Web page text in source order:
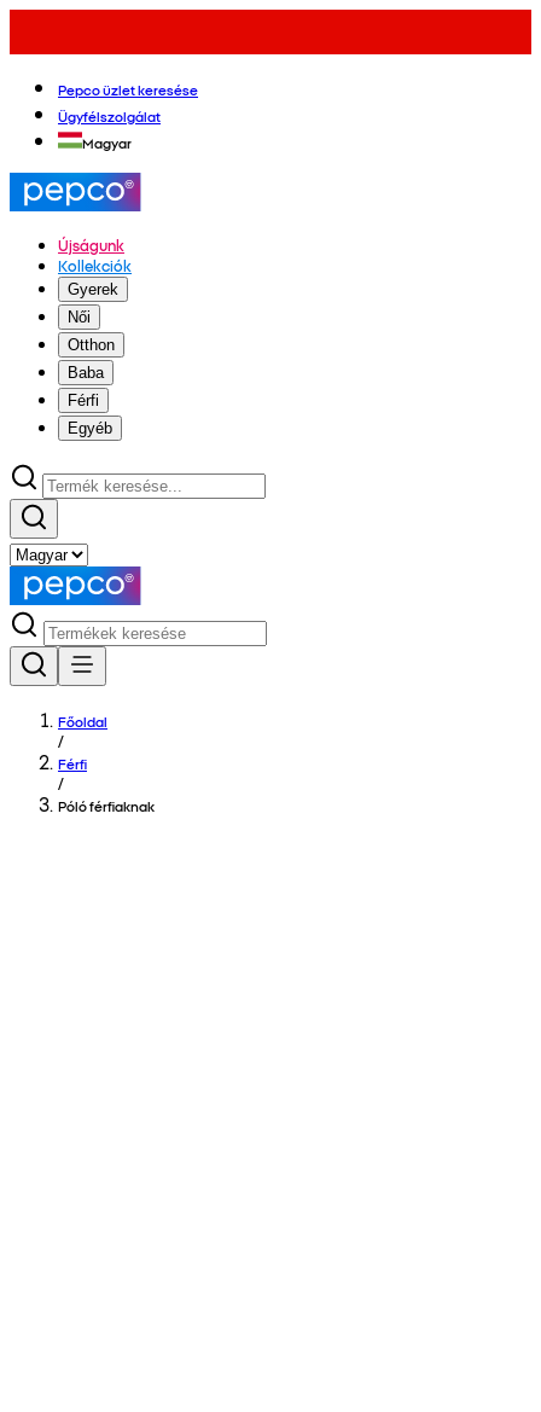
Pepco üzlet keresése
Ügyfélszolgálat
Magyar
Újságunk
Kollekciók
Gyerek
Női
Otthon
Baba
Férfi
Egyéb
Főoldal
/
Férfi
/
Póló férfiaknak